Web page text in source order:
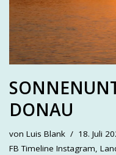
DONAU
von Luis Blank
18. Juli
FB Timeline Instagram,